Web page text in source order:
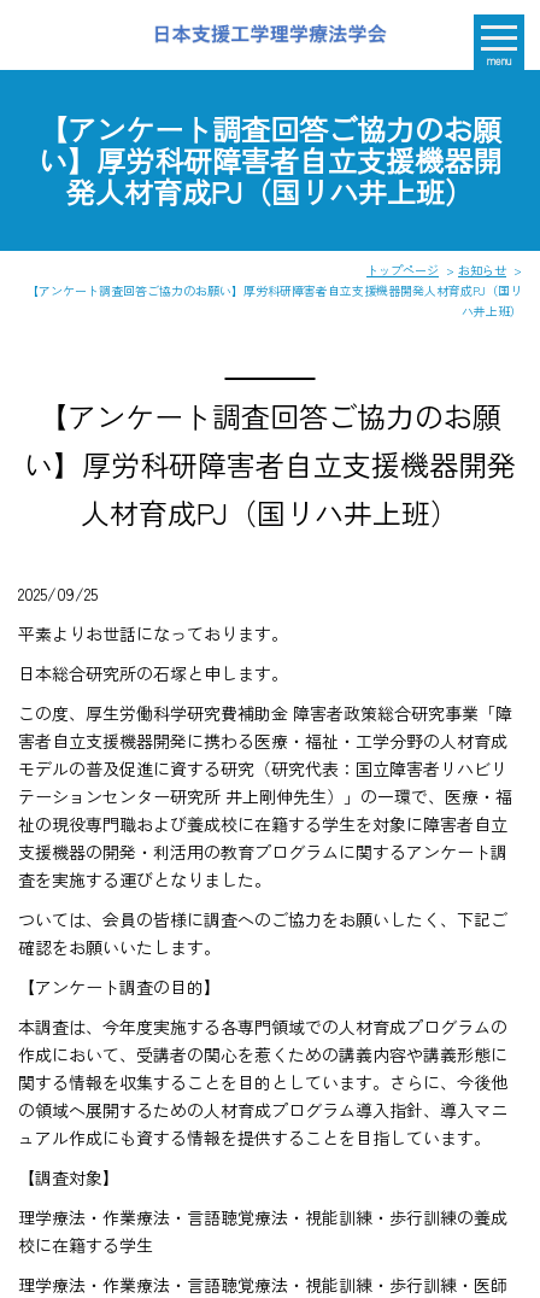
menu
【アンケート調査回答ご協力のお願
い】厚労科研障害者自立支援機器開
発人材育成PJ（国リハ井上班）
トップページ
お知らせ
【アンケート調査回答ご協力のお願い】厚労科研障害者自立支援機器開発人材育成PJ（国リ
ハ井上班）
【アンケート調査回答ご協力のお願
い】厚労科研障害者自立支援機器開発
人材育成PJ（国リハ井上班）
2025/09/25
平素よりお世話になっております。
日本総合研究所の石塚と申します。
この度、厚生労働科学研究費補助金 障害者政策総合研究事業「障
害者自立支援機器開発に携わる医療・福祉・工学分野の人材育成
モデルの普及促進に資する研究（研究代表：国立障害者リハビリ
テーションセンター研究所 井上剛伸先生）」の一環で、医療・福
祉の現役専門職および養成校に在籍する学生を対象に障害者自立
支援機器の開発・利活用の教育プログラムに関するアンケート調
査を実施する運びとなりました。
ついては、会員の皆様に調査へのご協力をお願いしたく、下記ご
確認をお願いいたします。
【アンケート調査の目的】
本調査は、今年度実施する各専門領域での人材育成プログラムの
作成において、受講者の関心を惹くための講義内容や講義形態に
関する情報を収集することを目的としています。さらに、今後他
の領域へ展開するための人材育成プログラム導入指針、導入マニ
ュアル作成にも資する情報を提供することを目指しています。
【調査対象】
理学療法・作業療法・言語聴覚療法・視能訓練・歩行訓練の養成
校に在籍する学生
理学療法・作業療法・言語聴覚療法・視能訓練・歩行訓練・医師